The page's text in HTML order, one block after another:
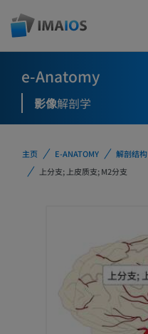
e-Anatomy
影像解剖学
主页 E-ANATOMY 解剖结构
上分支; 上皮质支; M2分支